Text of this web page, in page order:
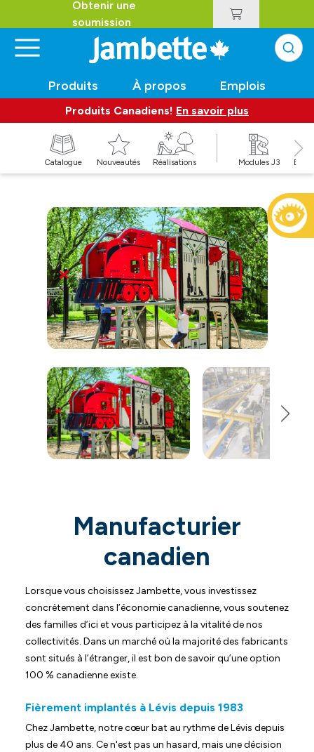
Obtenir une
soumission
Produits À propos Emplois
Produits Canadiens! En savoir plus
Catalogue Nouveautés Réalisations Modules J3
Manufacturier
canadien
Lorsque vous choisissez Jambette, vous investissez
concrètement dans l’économie canadienne, vous soutenez
des familles d’ici et vous participez à la vitalité de nos
collectivités. Dans un marché où la majorité des fabricants
sont situés à l’étranger, il est bon de savoir qu’une option
100 % canadienne existe.
Fièrement implantés à Lévis depuis 1983
Chez Jambette, notre cœur bat au rythme de Lévis depuis
plus de 40 ans. Ce n'est pas un hasard, mais une décision